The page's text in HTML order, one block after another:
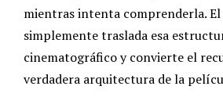
mientras intenta comprenderla.
simplemente traslada esa
cinematográfico y convierte el
verdadera arquitectura de la